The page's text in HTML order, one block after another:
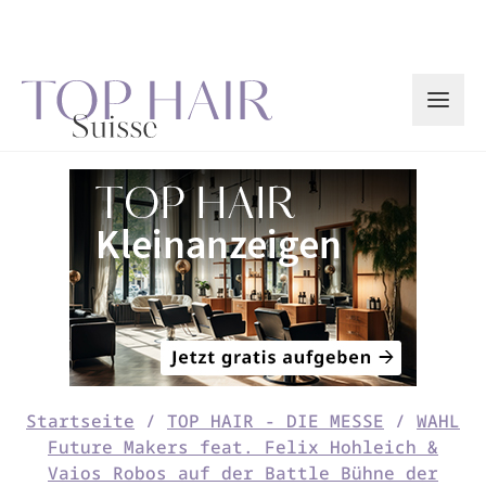
Startseite / TOP HAIR - DIE MESSE / WAHL
Future Makers feat. Felix Hohleich &
Vaios Robos auf der Battle Bühne der